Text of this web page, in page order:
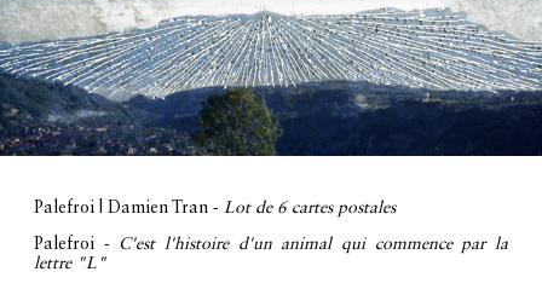
Palefroi | Damien Tran - Lot de 6 cartes postales
Palefroi - C'est l'histoire d'un animal qui commence par la
lettre "L"